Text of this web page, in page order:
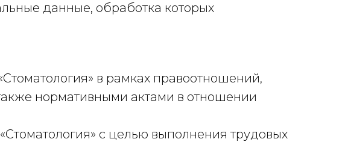
данные, обработка которых
в рамках правоотношений,
нормативными актами в отношении
с целью выполнения трудовых